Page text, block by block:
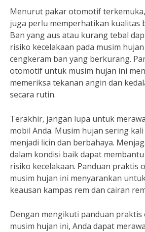
Menurut pakar otomotif
juga perlu memperhatikan kualitas
Ban yang aus atau kurang tebal
risiko kecelakaan pada musim
cengkeram ban yang berkurang.
otomotif untuk musim hujan ini
memeriksa tekanan angin dan
secara rutin.
Terakhir, jangan lupa untuk
mobil Anda. Musim hujan sering
menjadi licin dan berbahaya.
dalam kondisi baik dapat
risiko kecelakaan. Panduan praktis
musim hujan ini menyarankan
keausan kampas rem dan cairan
Dengan mengikuti panduan
musim hujan ini, Anda dapat